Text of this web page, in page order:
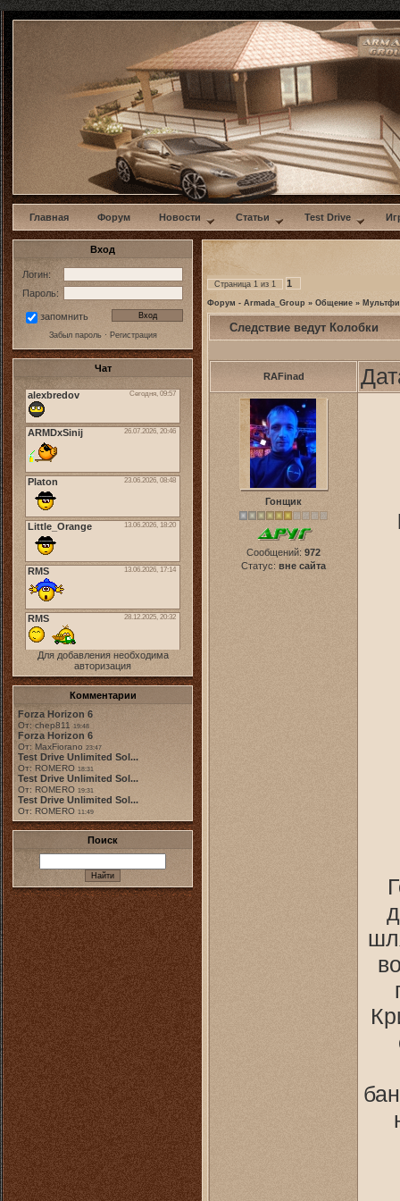
w
Главная Форум Новости Статьи Test Drive
Вход
Логин:
Пароль:
запомнить
Забыл пароль· Регистрация
Чат
Для добавления необходима
авторизация
Комментарии
Forza Horizon 6
От: chep811 19:48
Forza Horizon 6
От: MaxFiorano 23:47
Test Drive Unlimited Sol...
От: ROMERO 18:31
Test Drive Unlimited Sol...
От: ROMERO 19:31
Test Drive Unlimited Sol...
От: ROMERO 11:49
Поиск
Страница 1 из 1 1
Форум - Armada_Group » Общение »
Следствие ведут Колобки
RAFinad
Гонщик
Сообщений: 972
Статус: вне сайта